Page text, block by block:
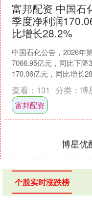
富邦配资 中国石
季度净利润
比增长28.2%
中国石化公告，2026年
7066.95亿元，同比下降
170.06亿元，同比增长
一财经广告合作，请点击
查看： 131 分类： 博
富邦配资
博星优
个股实时涨跌榜